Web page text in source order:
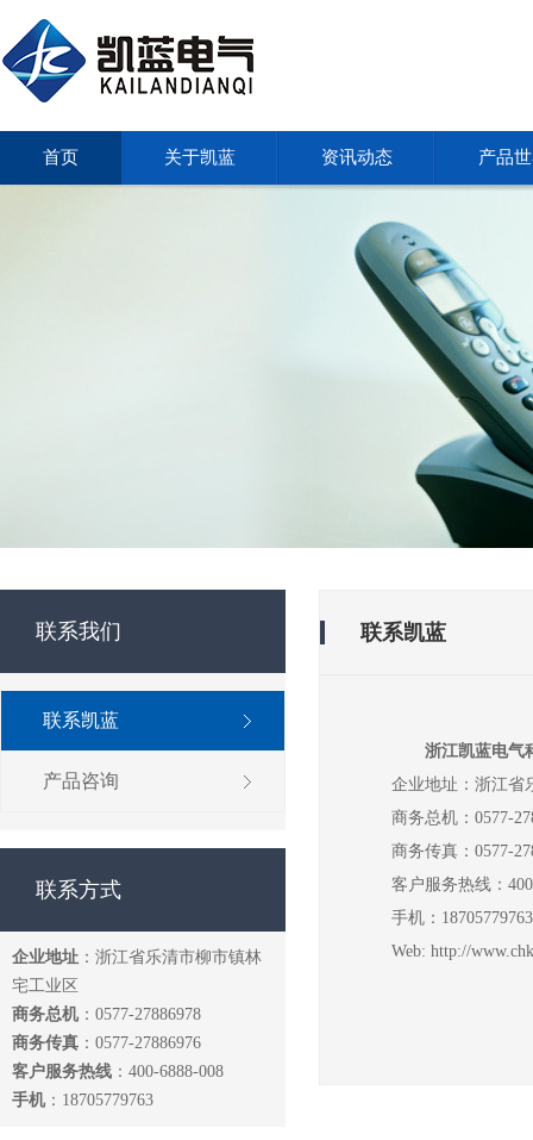
首页 关于凯蓝 资讯动态 产品
联系我们
联系凯蓝
产品咨询
联系方式
企业地址 ：浙江省乐清市柳市镇林
宅工业区
商务总机 ：0577-27886978
商务传真 ：0577-27886976
客户服务热线 ：400-6888-008
手机 ：18705779763
联系凯蓝
浙江凯蓝电气
企业地址：浙江省
商务总机：0577-
商务传真：0577-
客户服务热线：
手机：18705779763
Web: http://